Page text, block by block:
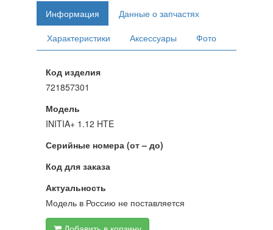
Информация
Данные о запчастях
Характеристики
Аксессуары Фото
Код изделия
721857301
Модель
INITIA+ 1.12 HTE
Серийные номера (от – до)
Код для заказа
Актуальность
Модель в Россию не поставляется